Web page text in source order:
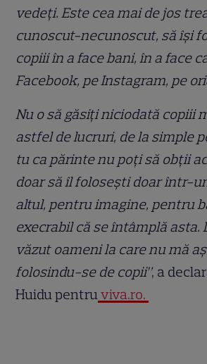
vedeți. Este cea mai de jos
cunoscut-necunoscut, să își
copiii în a face bani, în a face
Facebook, pe Instagram, pe
Nu o să găsiți niciodată copiii
astfel de lucruri, de la simple
tu ca părinte nu poți să obții
doar să îl folosești doar într-
altul, pentru imagine, pentru
execrabil că se întâmplă asta.
văzut oameni la care nu mă
folosindu-se de copii”, a
Huidu pentruviva.ro.